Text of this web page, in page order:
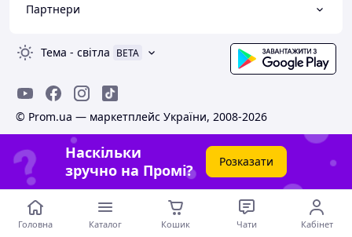
Партнери
Тема - світла BETA
© Prom.ua — маркетплейс України, 2008-2026
Наскільки
зручно на Промі?
Розказати
Головна Каталог Кошик Чати Кабінет